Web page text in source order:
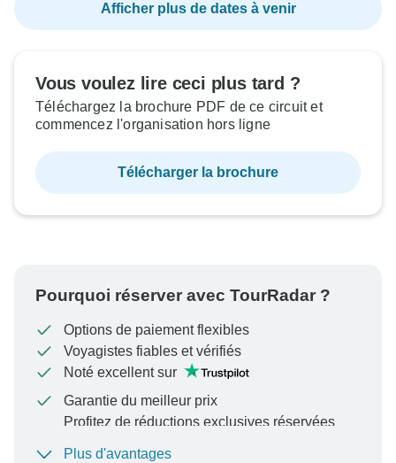
Afficher plus de dates à venir
Vous voulez lire ceci plus tard ?
Téléchargez la brochure PDF de ce circuit et
commencez l'organisation hors ligne
Télécharger la brochure
Pourquoi réserver avec TourRadar ?
Options de paiement flexibles
Voyagistes fiables et vérifiés
Noté excellent sur
Garantie du meilleur prix
Profitez de réductions exclusives réservées
Plus d'avantages